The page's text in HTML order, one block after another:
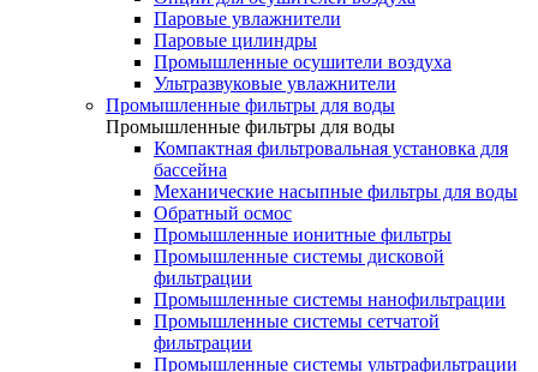
Паровые увлажнители
Паровые цилиндры
Промышленные осушители воздуха
Ультразвуковые увлажнители
Промышленные фильтры для воды
Промышленные фильтры для воды
Компактная фильтровальная установка для
бассейна
Механические насыпные фильтры для воды
Обратный осмос
Промышленные ионитные фильтры
Промышленные системы дисковой
фильтрации
Промышленные системы нанофильтрации
Промышленные системы сетчатой
фильтрации
Промышленные системы ультрафильтрации